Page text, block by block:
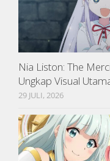
Nia Liston: The
Ungkap Visual
29 JULI, 2026